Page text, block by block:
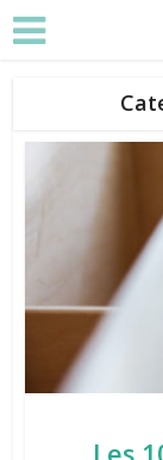
Les